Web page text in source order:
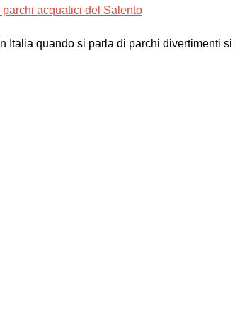
I parchi acquatici del Salento
In Italia quando si parla di parchi divertimenti